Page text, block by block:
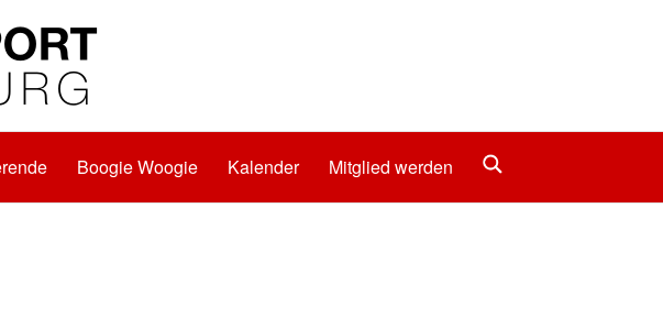
Boogie Woogie Kalender Mitglied werden